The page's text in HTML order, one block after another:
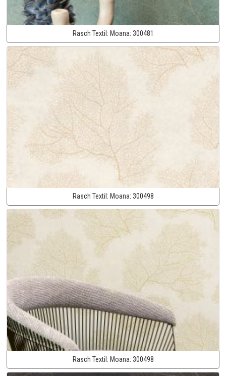
Rasch Textil: Moana: 300481
Rasch Textil: Moana: 300498
Rasch Textil: Moana: 300498